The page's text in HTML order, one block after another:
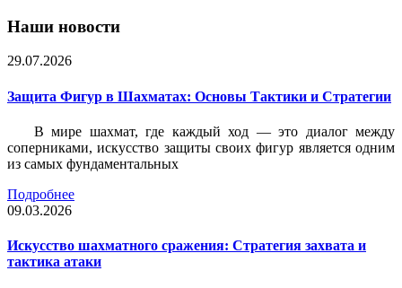
Наши новости
29.07.2026
Защита Фигур в Шахматах: Основы Тактики и Стратегии
В мире шахмат, где каждый ход — это диалог между
соперниками, искусство защиты своих фигур является одним
из самых фундаментальных
Подробнее
09.03.2026
Искусство шахматного сражения: Стратегия захвата и
тактика атаки